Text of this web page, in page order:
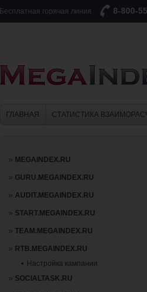
Бесплатная горячая линия 8-800-
ГЛАВНАЯ СТАТИСТИКА
MEGAINDEX.RU
GURU.MEGAINDEX.RU
AUDIT.MEGAINDEX.RU
START.MEGAINDEX.RU
TEAM.MEGAINDEX.RU
RTB.MEGAINDEX.RU
Настройка кампании
SOCIALTASK.RU